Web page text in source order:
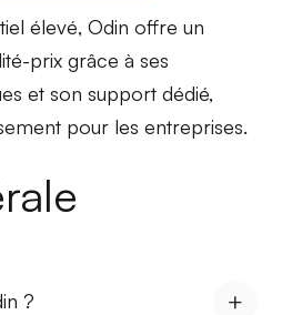
élevé, Odin offre un
prix grâce à ses
et son support dédié,
pour les entreprises.
?